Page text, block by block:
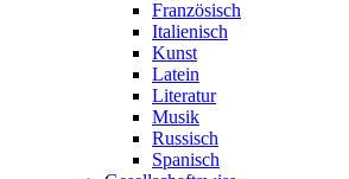
Französisch
Italienisch
Kunst
Latein
Literatur
Musik
Russisch
Spanisch